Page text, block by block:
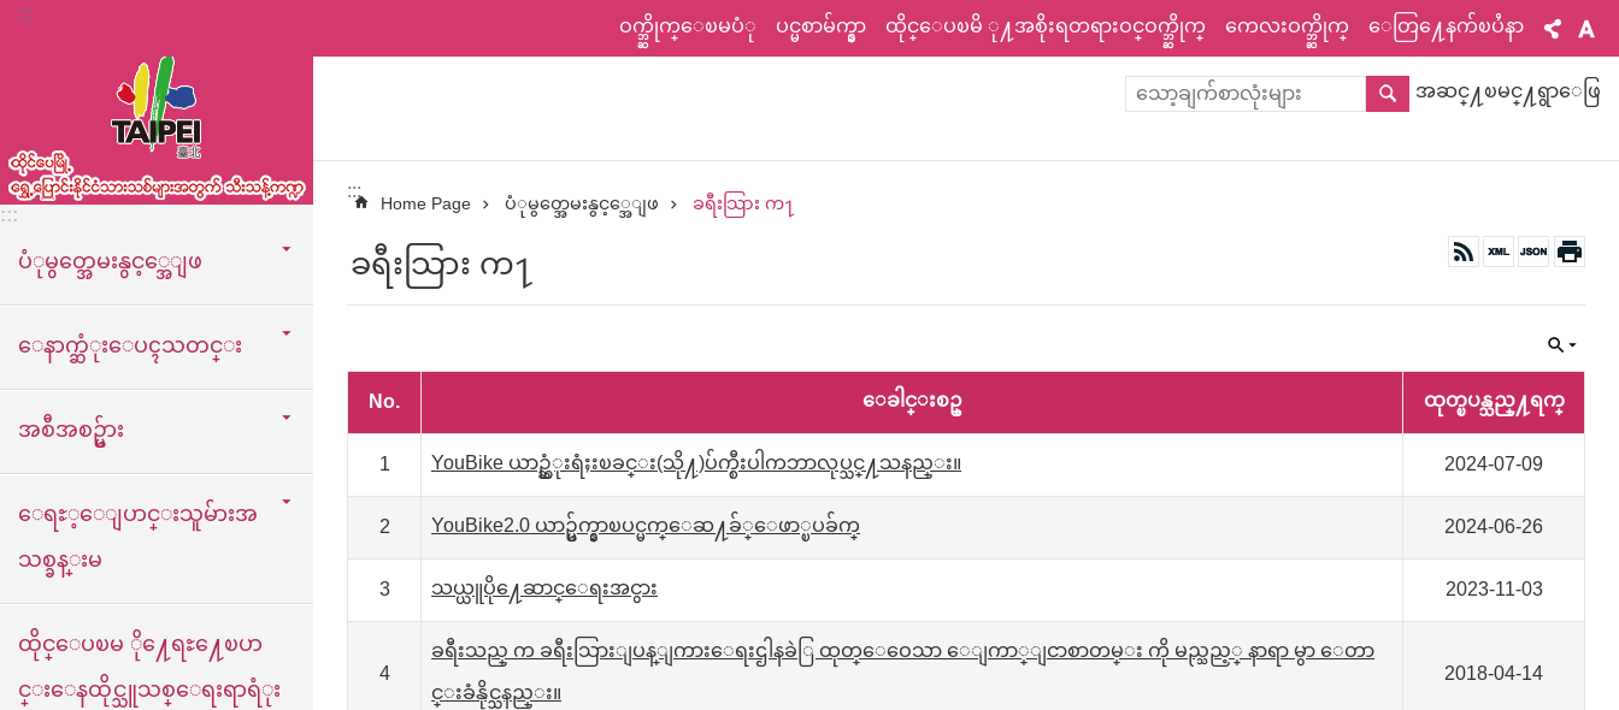
:::
ဝက္ဘ္ဆိုက္ေၿမပံု ပင္မစာမ်က္နွာ ထိုင္ေပၿမိ ု႔အစိုးရတရားဝင္ဝက္ဘ္ဆိုက္ ကေလးဝက္ဘ္ဆိုက္ ေတြ႔ေနက်ၿပႆနာ
:::
ပံုမွတ္အေမးနွင့္အေျဖ
ေနာက္ဆံုးေပၚသတင္း
အစီအစဥ္မ်ား
ေရႊ့ေျပာင္းသူမ်ားအ
သစ္ခန္းမ
ထိုင္ေပၿမ ို႔ေရႊ႔ေၿပာ
င္းေနထိုင္သူသစ္ေရးရာရံုး
အဆင္႔ၿမင္႔ရွာေဖြ
:::
Home Page ပံုမွတ္အေမးနွင့္အေျဖ ခရီးသြား က႑
ခရီးသြား က႑
No. ေခါင္းစဥ္ ထုတ္ၿပန္သည္႔ရက္
1 YouBike ယာဥ္ဆံုးရံႈးၿခင္း(သို႔)ပ်က္စီးပါကဘာလုပ္သင္႔သနည္း။ 2024-07-09
2 YouBike2.0 ယာဥ္မ်က္နွာၿပင္မက္ေဆ႔ခ်္ေဖာ္ၿပခ်က္ 2024-06-26
3 သယ္ယူပို႔ေဆာင္ေရးအငွား 2023-11-03
4
ခရီးသည္ က ခရီးသြားျပန္ျကားေရးဌါနခဲြ ထုတ္ေဝေသာ ေျကာ္ျငာစာတမ္း ကို မည္သည့္ နာရာ မွာ ေတာ
င္းခံနိုင္သနည္း။
2018-04-14